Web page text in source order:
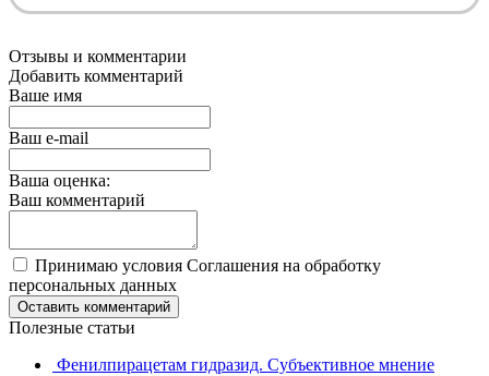
Отзывы и комментарии
Добавить комментарий
Ваше имя
Ваш e-mail
Ваша оценка:
Ваш комментарий
Принимаю условия Соглашения на обработку
персональных данных
Оставить комментарий
Полезные статьи
Фенилпирацетам гидразид. Субъективное мнение